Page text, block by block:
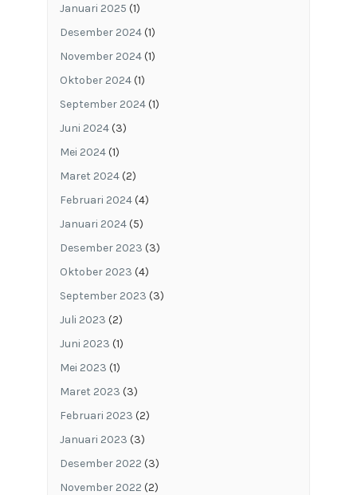
Januari 2025 (1)
Desember 2024(1)
November 2024(1)
Oktober 2024(1)
September 2024(1)
Juni 2024(3)
Mei 2024(1)
Maret 2024(2)
Februari 2024(4)
Januari 2024(5)
Desember 2023 (3)
Oktober 2023 (4)
September 2023 (3)
Juli 2023 (2)
Juni 2023 (1)
Mei 2023 (1)
Maret 2023 (3)
Februari 2023 (2)
Januari 2023 (3)
Desember 2022 (3)
November 2022 (2)